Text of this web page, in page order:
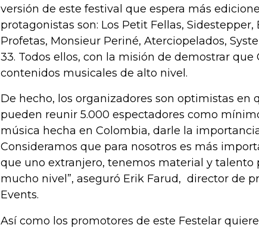
versión de este festival que espera más
protagonistas son: Los Petit Fellas, Sidestepper,
Profetas, Monsieur Periné, Aterciopelados,
33. Todos ellos, con la misión de demostrar
contenidos musicales de alto nivel.
De hecho, los organizadores son optimistas en
pueden reunir 5.000 espectadores como
música hecha en Colombia, darle la
Consideramos que para nosotros es más
que uno extranjero, tenemos material y talento
mucho nivel”, aseguró Erik Farud, director de
Events.
Así como los promotores de este Festelar